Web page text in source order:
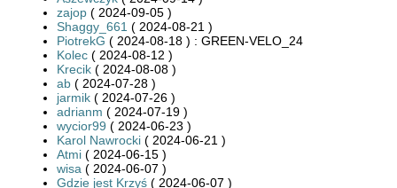
zajop ( 2024-09-05 )
Shaggy_661 ( 2024-08-21 )
PiotrekG ( 2024-08-18 ) : GREEN-VELO_24
Kolec ( 2024-08-12 )
Krecik ( 2024-08-08 )
ab ( 2024-07-28 )
jarmik ( 2024-07-26 )
adrianm ( 2024-07-19 )
wycior99 ( 2024-06-23 )
Karol Nawrocki ( 2024-06-21 )
Atmi ( 2024-06-15 )
wisa ( 2024-06-07 )
Gdzie jest Krzyś ( 2024-06-07 )